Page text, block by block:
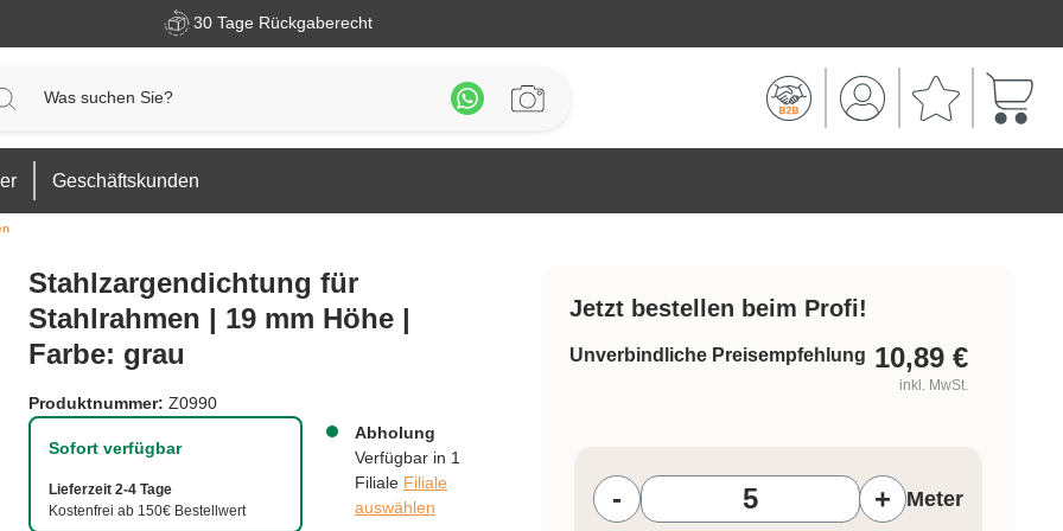
30 Tage Rückgaberecht
Geschäftskunden
Stahlzargendichtung für
Stahlrahmen | 19 mm Höhe |
Farbe: grau
Produktnummer: Z0990
Sofort verfügbar
Lieferzeit 2-4 Tage
Kostenfrei ab 150€ Bestellwert
Abholung
Verfügbar in 1
Filiale Filiale
auswählen
Jetzt bestellen beim Profi!
Unverbindliche Preisempfehlung 10,89 €
inkl. MwSt.
-
+ Meter